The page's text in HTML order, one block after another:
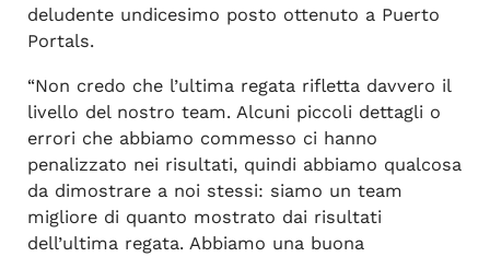
deludente undicesimo posto ottenuto a Puerto
Portals.
“Non credo che l’ultima regata rifletta davvero il
livello del nostro team. Alcuni piccoli dettagli o
errori che abbiamo commesso ci hanno
penalizzato nei risultati, quindi abbiamo qualcosa
da dimostrare a noi stessi: siamo un team
migliore di quanto mostrato dai risultati
dell’ultima regata. Abbiamo una buona